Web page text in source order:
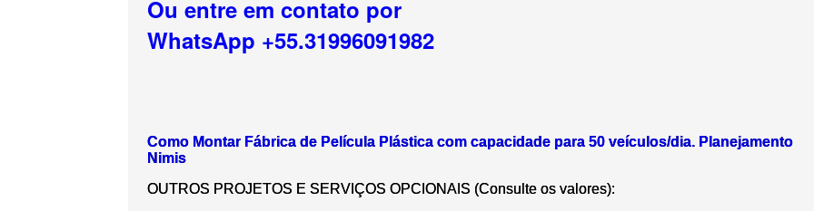
Ou entre em contato por
WhatsApp +55.31996091982
Como Montar Fábrica de Película Plástica com capacidade para 50 veículos/dia. Planejamento
Nimis
OUTROS PROJETOS E SERVIÇOS OPCIONAIS (Consulte os valores):